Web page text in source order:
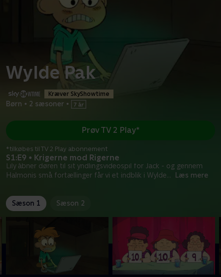
Wylde Pak
Kræver SkyShowtime
Børn • 2 sæsoner •
S1:E9 • Krigerne mod Rigerne
Lily åbner døren til sit yndlingsvideospil for Jack - og gennem
Halmonis små fortællinger får vi et indblik i Wylde... Læs mere
Prøv TV 2 Play*
*tilkøbes til TV 2 Play abonnement
Sæson 1 Sæson 2